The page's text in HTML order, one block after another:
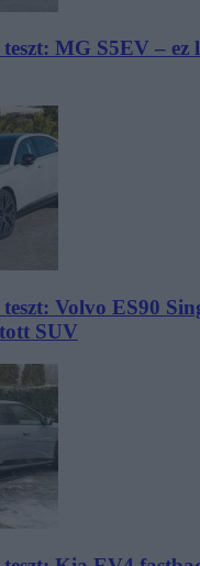
MG S5EV – ez
Volvo ES90
SUV